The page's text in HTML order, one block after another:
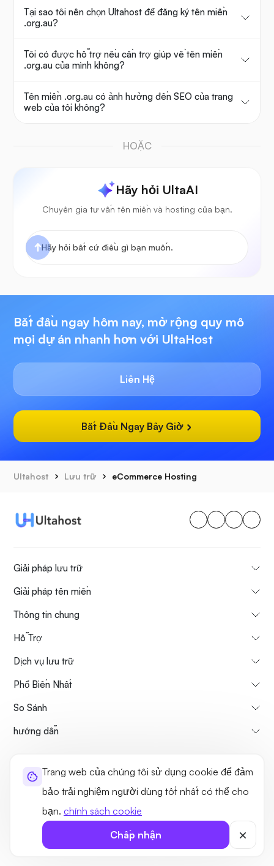
Trang web của chúng tôi sử dụng cookie để đảm
bảo trải nghiệm người dùng tốt nhất có thể cho
bạn. chính sách cookie
Chấp nhận
Tại sao tôi nên chọn Ultahost để đăng ký tên miền
.org.au?
Tôi có được hỗ trợ nếu cần trợ giúp về tên miền
.org.au của mình không?
Tên miền .org.au có ảnh hưởng đến SEO của trang
web của tôi không?
HOẶC
Hãy hỏi UltaAI
Chuyên gia tư vấn tên miền và hosting của bạn.
Bắt đầu ngay hôm nay, mở rộng quy mô
mọi dự án nhanh hơn với UltaHost
Liên Hệ
Bắt Đầu Ngay Bây Giờ
Ultahost Lưu trữ eCommerce Hosting
Giải pháp lưu trữ
Giải pháp tên miền
Thông tin chung
Hỗ Trợ
Dịch vụ lưu trữ
Phổ Biến Nhất
So Sánh
hướng dẫn
Thông tin về chúng tôiChính sách hủy & hoàn tiền
Điều khoản sử dụng
Sơ đồ trang web
©2026 UltaHost - Đã đăng ký Bản quyền